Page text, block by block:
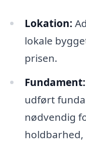
Lokation:
lokale
prisen.
Fundament:
udført
nødvendig